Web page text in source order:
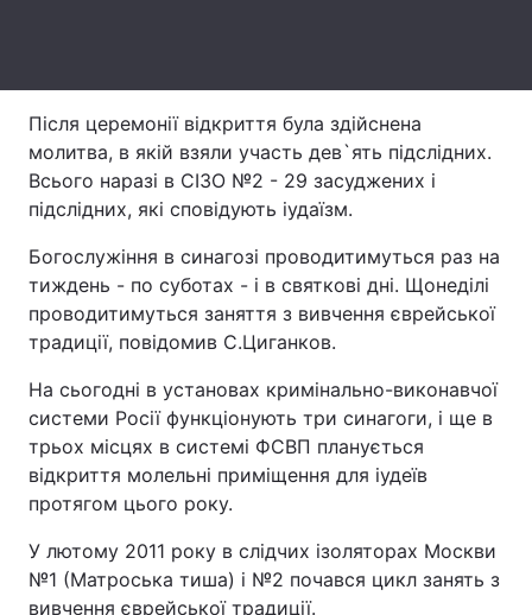
Лонгріди
Відео з Youtube Статті
Архів Вакансії
Контакти
Послуги
Після церемонії відкриття була здійснена
молитва, в якій взяли участь дев`ять підслідних.
Всього наразі в СІЗО №2 - 29 засуджених і
підслідних, які сповідують іудаїзм.
Богослужіння в синагозі проводитимуться раз на
тиждень - по суботах - і в святкові дні. Щонеділі
проводитимуться заняття з вивчення єврейської
традиції, повідомив С.Циганков.
На сьогодні в установах кримінально-виконавчої
системи Росії функціонують три синагоги, і ще в
трьох місцях в системі ФСВП планується
відкриття молельні приміщення для іудеїв
протягом цього року.
У лютому 2011 року в слідчих ізоляторах Москви
№1 (Матроська тиша) і №2 почався цикл занять з
вивчення єврейської традиції.